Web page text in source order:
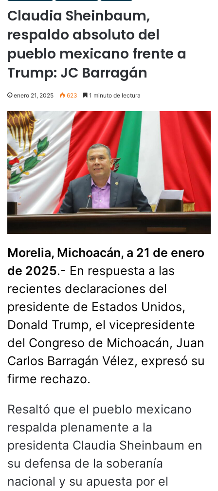
Claudia Sheinbaum,
respaldo absoluto del
pueblo mexicano frente a
Trump: JC Barragán
enero 21, 2025 623 1 minuto de lectura
Morelia, Michoacán, a 21 de enero
de 2025.- En respuesta a las
recientes declaraciones del
presidente de Estados Unidos,
Donald Trump, el vicepresidente
del Congreso de Michoacán, Juan
Carlos Barragán Vélez, expresó su
firme rechazo.
Resaltó que el pueblo mexicano
respalda plenamente a la
presidenta Claudia Sheinbaum en
su defensa de la soberanía
nacional y su apuesta por el